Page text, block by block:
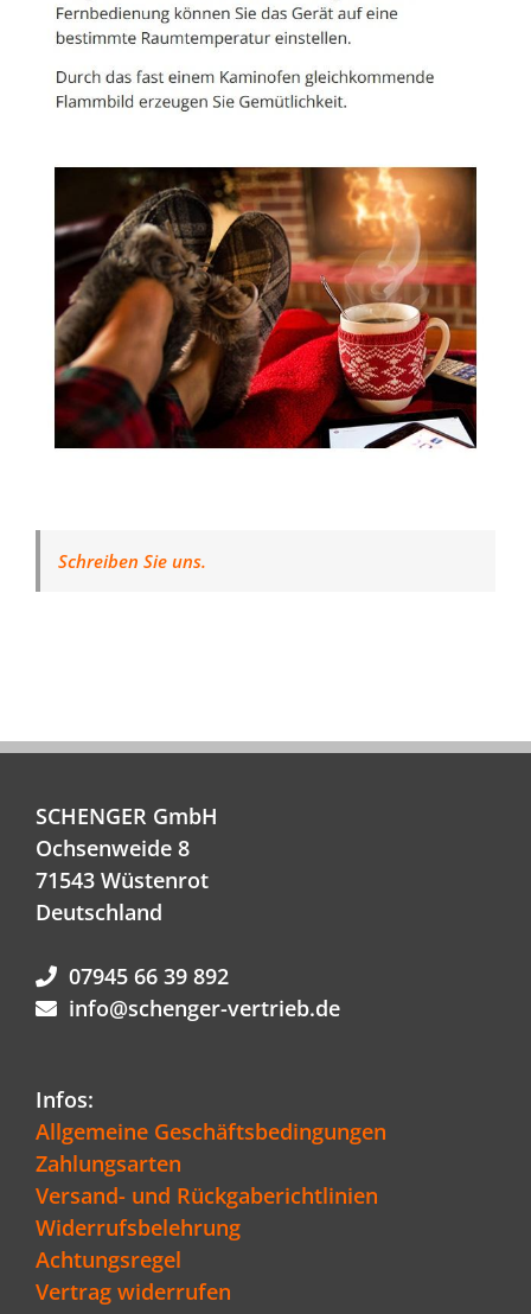
Schreiben Sie uns.
SCHENGER GmbH
Ochsenweide 8
71543 Wüstenrot
Deutschland
07945 66 39 892
info@schenger-vertrieb.de
Infos:
Allgemeine Geschäftsbedingungen
Zahlungsarten
Versand- und Rückgaberichtlinien
Widerrufsbelehrung
Achtungsregel
Vertrag widerrufen